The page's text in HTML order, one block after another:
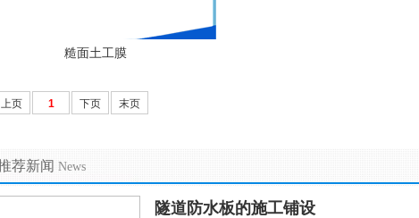
糙面土工膜
上页 1 下页 末页
荐新闻 News
隧道防水板的施工铺设